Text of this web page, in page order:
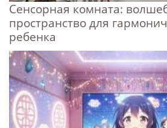
Сенсорная комната:
пространство для
ребенка